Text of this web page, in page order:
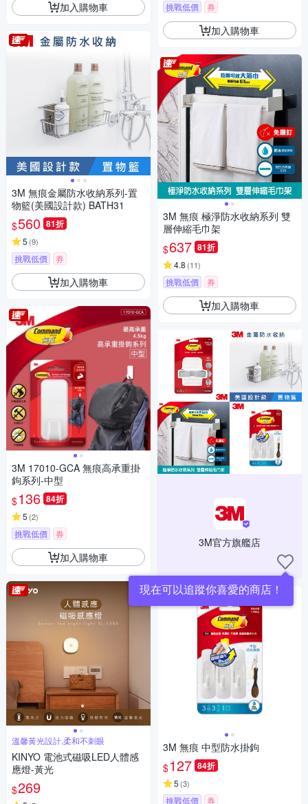
加入購物車
3M 無痕金屬防水收納系列-置
物籃(美國設計款) BATH31
$560 81折
5 (9)
挑戰低價 券
加入購物車
3M 17010-GCA 無痕高承重掛
鉤系列-中型
$136 84折
5 (2)
挑戰低價 券
加入購物車
溫馨黃光設計,柔和不刺眼
KINYO 電池式磁吸LED人體感
應燈-黃光
$269
挑戰低價 券
加入購物車
3M 無痕 極淨防水收納系列 雙
層伸縮毛巾架
$637 81折
4.8 (11)
挑戰低價 券
加入購物車
3M官方旗艦店
現在可以追蹤你喜愛的商店！
3M 無痕 中型防水掛鉤
$127 84折
5 (3)
挑戰低價 券